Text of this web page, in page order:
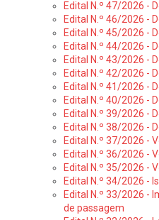
Edital N.º 47/2026 -
Edital N.º 46/2026 -
Edital N.º 45/2026 -
Edital N.º 44/2026 -
Edital N.º 43/2026 -
Edital N.º 42/2026 -
Edital N.º 41/2026 -
Edital N.º 40/2026 -
Edital N.º 39/2026 -
Edital N.º 38/2026 -
Edital N.º 37/2026 -
Edital N.º 36/2026 -
Edital N.º 35/2026 -
Edital N.º 34/2026 -
Edital N.º 33/2026 -
de passagem